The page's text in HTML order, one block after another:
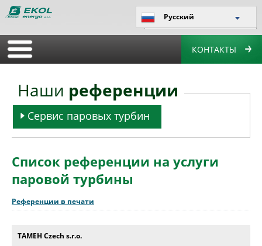
Русский
КОНТАКТЫ
Наши референции
Сервис паровых турбин
Список референции на услуги
паровой турбины
Референции в печати
TAMEH Czech s.r.o.